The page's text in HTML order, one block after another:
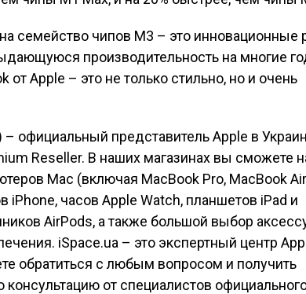
семейство чипов M3 – это инновационные
производительность на многие
от Apple – это не только стильно, но и очень
официальный представитель Apple в
Reseller. В наших магазинах вы сможете
Mac (включая MacBook Pro, MacBook
iPhone, часов Apple Watch, планшетов iPad и
AirPods, а также большой выбор
iSpace.ua – это экспертный центр
обратиться с любым вопросом и получить
от специалистов